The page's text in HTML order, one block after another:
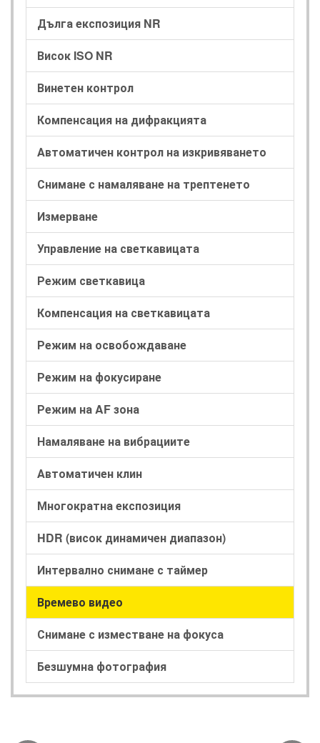
Дълга експозиция NR
Висок ISO NR
Винетен контрол
Компенсация на дифракцията
Автоматичен контрол на изкривяването
Снимане с намаляване на трептенето
Измерване
Управление на светкавицата
Режим светкавица
Компенсация на светкавицата
Режим на освобождаване
Режим на фокусиране
Режим на AF зона
Намаляване на вибрациите
Автоматичен клин
Многократна експозиция
HDR (висок динамичен диапазон)
Интервално снимане с таймер
Времево видео
Снимане с изместване на фокуса
Безшумна фотография